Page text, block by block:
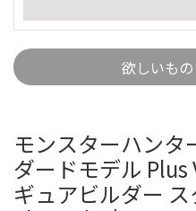
欲しいも
モンスターハン
ダードモデル Plus
ギュアビルダー